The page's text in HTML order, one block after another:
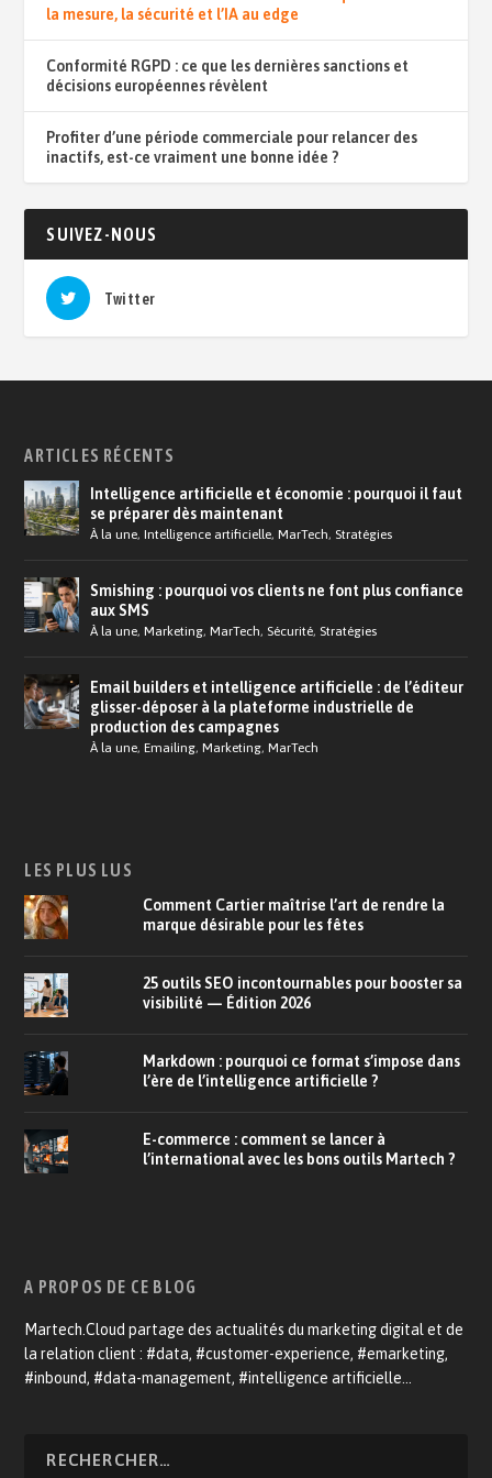
la mesure, la sécurité et l’IA au edge
Conformité RGPD : ce que les dernières sanctions et
décisions européennes révèlent
Profiter d’une période commerciale pour relancer des
inactifs, est-ce vraiment une bonne idée ?
SUIVEZ-NOUS
Twitter
ARTICLES RÉCENTS
Intelligence artificielle et économie : pourquoi il faut
se préparer dès maintenant
À la une,Intelligence artificielle,MarTech, Stratégies
Smishing : pourquoi vos clients ne font plus confiance
aux SMS
À la une,Marketing,MarTech, Sécurité, Stratégies
Email builders et intelligence artificielle : de l’éditeur
glisser-déposer à la plateforme industrielle de
production des campagnes
À la une,Emailing,Marketing,MarTech
LES PLUS LUS
Comment Cartier maîtrise l’art de rendre la
marque désirable pour les fêtes
25 outils SEO incontournables pour booster sa
visibilité — Édition 2026
Markdown : pourquoi ce format s’impose dans
l’ère de l’intelligence artificielle ?
E-commerce : comment se lancer à
l’international avec les bons outils Martech ?
A PROPOS DE CE BLOG
Martech.Cloud partage des actualités du marketing digital et de
la relation client : #data, #customer-experience, #emarketing,
#inbound, #data-management, #intelligence artificielle…